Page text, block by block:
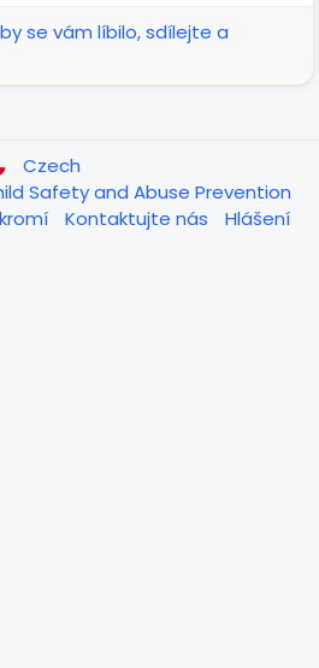
se vám líbilo, sdílejte a
Czech
Safety and Abuse Prevention
Kontaktujte nás
Hlášení